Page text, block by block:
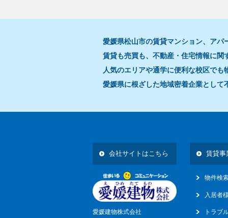
愛媛県松山市の賃貸マンション、アパ
賃貸も売買も、不動産・住宅情報に関
人気のエリアや通学に便利な校区でも
愛媛県に根ざした地域密着企業として
会社サイトはこちら
愛媛建物株式会社
賃貸事
物件検
入居者
トラブ